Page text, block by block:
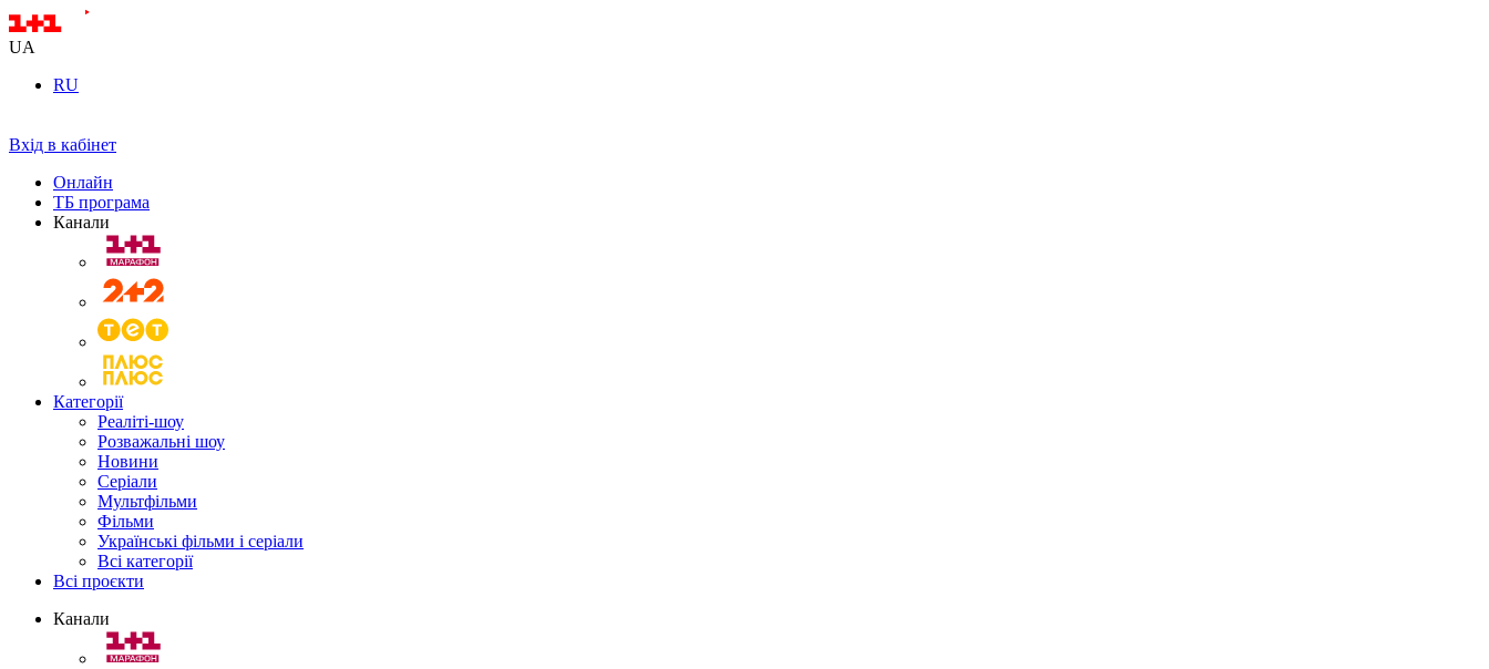
UA
RU
Вхід в кабінет
Онлайн
ТБ програма
Канали
Категорії
Реаліті-шоу
Розважальні шоу
Новини
Серіали
Мультфільми
Фільми
Українські фільми і серіали
Всі категорії
Всі проєкти
Канали